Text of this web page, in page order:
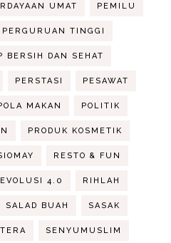
UMAT PEMILU
PERGURUAN TINGGI
BERSIH DAN SEHAT
PERSTASI PESAWAT
MAKAN POLITIK
PRODUK KOSMETIK
RESTO & FUN
4.0 RIHLAH
SALAD BUAH SASAK
SENYUMUSLIM